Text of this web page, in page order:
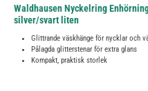
Waldhausen Nyckelring
silver/svart liten
Glittrande väskhänge för nycklar och
Pålagda glitterstenar för extra glans
Kompakt, praktisk storlek